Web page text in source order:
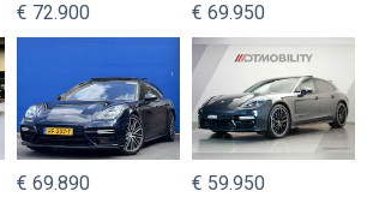
€ 72.900 € 69.950
€ 69.890 € 59.950